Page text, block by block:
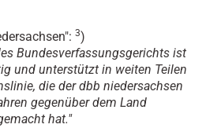
3)
Bundesverfassungsgerichts ist
und unterstützt in weiten Teilen
die der dbb niedersachsen
gegenüber dem Land
hat."